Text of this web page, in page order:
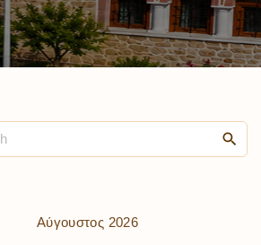
Αύγουστος 2026